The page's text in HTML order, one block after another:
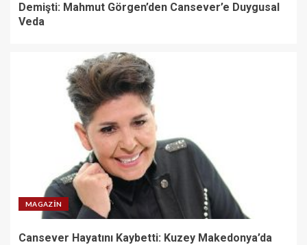
Demişti: Mahmut Görgen’den Cansever’e Duygusal
Veda
MAGAZIN
Cansever Hayatını Kaybetti: Kuzey Makedonya’da